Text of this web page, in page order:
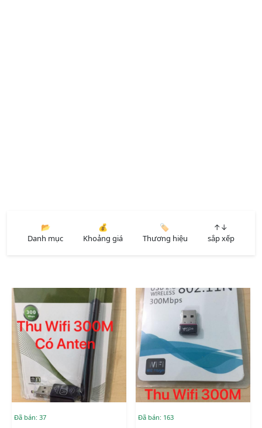
📂
Danh mục
💰
Khoảng giá
🏷️
Thương hiệu
↑↓
sắp xếp
Đã bán: 37 Đã bán: 163